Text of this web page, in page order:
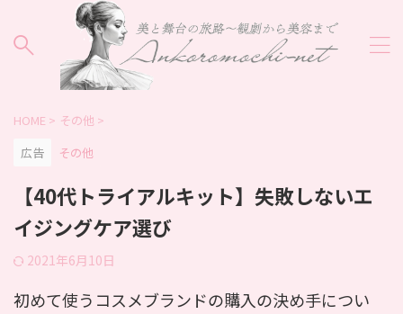
HOME > その他 >
広告
その他
【40代トライアルキット】失敗しないエ
イジングケア選び
2021年6月10日
初めて使うコスメブランドの購入の決め手につい